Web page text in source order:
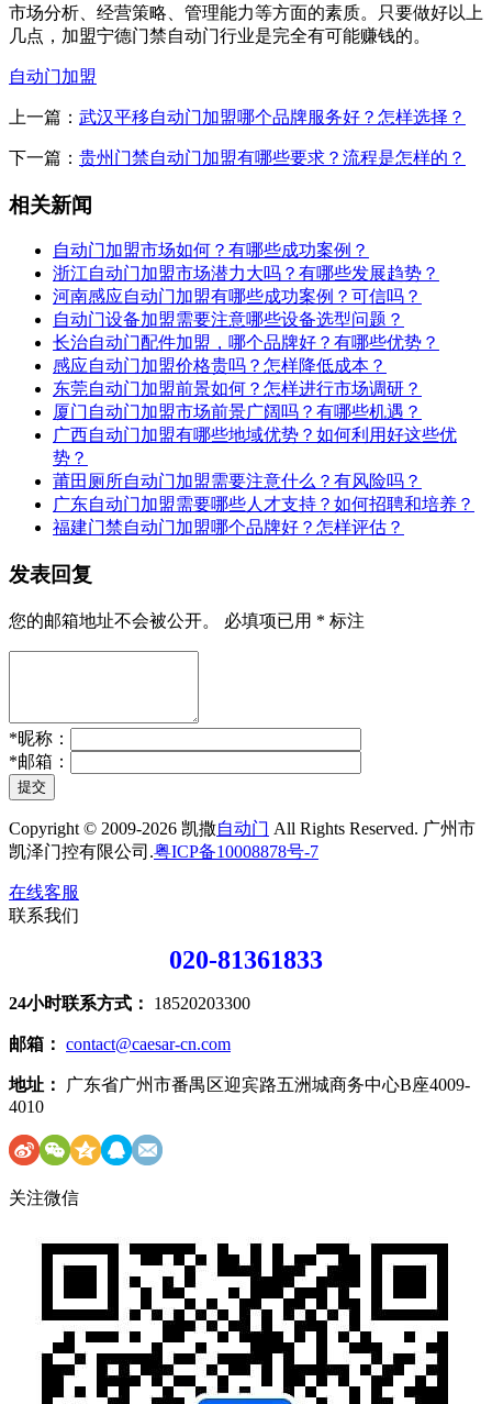
市场分析、经营策略、管理能力等方面的素质。只要做好以上
几点，加盟宁德门禁自动门行业是完全有可能赚钱的。
自动门加盟
上一篇： 武汉平移自动门加盟哪个品牌服务好？怎样选择？
下一篇： 贵州门禁自动门加盟有哪些要求？流程是怎样的？
相关新闻
自动门加盟市场如何？有哪些成功案例？
浙江自动门加盟市场潜力大吗？有哪些发展趋势？
河南感应自动门加盟有哪些成功案例？可信吗？
自动门设备加盟需要注意哪些设备选型问题？
长治自动门配件加盟，哪个品牌好？有哪些优势？
感应自动门加盟价格贵吗？怎样降低成本？
东莞自动门加盟前景如何？怎样进行市场调研？
厦门自动门加盟市场前景广阔吗？有哪些机遇？
广西自动门加盟有哪些地域优势？如何利用好这些优
势？
莆田厕所自动门加盟需要注意什么？有风险吗？
广东自动门加盟需要哪些人才支持？如何招聘和培养？
福建门禁自动门加盟哪个品牌好？怎样评估？
发表回复
您的邮箱地址不会被公开。 必填项已用 * 标注
*昵称：
*邮箱：
提交
Copyright © 2009-2026 凯撒自动门 All Rights Reserved. 广州市
凯泽门控有限公司.粤ICP备10008878号-7
在线客服
联系我们
020-81361833
24小时联系方式： 18520203300
邮箱： contact@caesar-cn.com
地址：
广东省广州市番禺区迎宾路五洲城商务中心B座4009-
4010
关注微信